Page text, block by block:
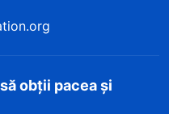
obții pacea și